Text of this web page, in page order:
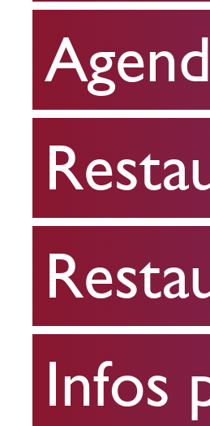
scolaire
FPA
Infos
Infos